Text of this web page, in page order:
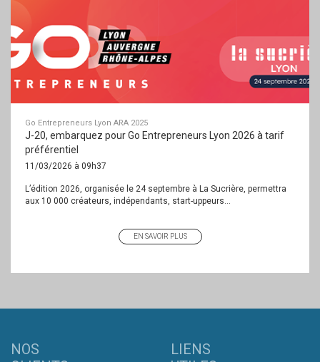
Go Entrepreneurs Lyon ARA 2025
J-20, embarquez pour Go Entrepreneurs Lyon 2026 à tarif
préférentiel
11/03/2026 à 09h37
L’édition 2026, organisée le 24 septembre à La Sucrière, permettra
aux 10 000 créateurs, indépendants, start-uppeurs...
EN SAVOIR PLUS
NOS
LIENS